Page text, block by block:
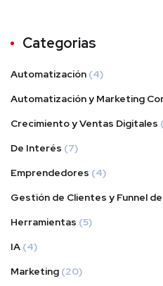
Categorias
Automatización (4)
Automatización y Marketing
Crecimiento y Ventas Digitales
De Interés (7)
Emprendedores (4)
Gestión de Clientes y Funnel
Herramientas (5)
IA (4)
Marketing (20)